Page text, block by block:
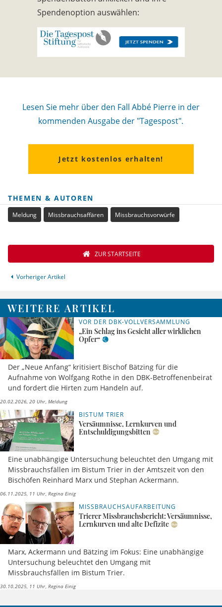
Spendenoption auswählen:
Lesen Sie mehr über den Fall Abbé Pierre in der
kommenden Ausgabe der "Tagespost".
Jetzt kostenlos erhalten!
THEMEN & AUTOREN
Meldung Missbrauchsaffären Missbrauchsvorwürfe
Vorheriger Artikel
ZUR STARTSEITE
WEITERE ARTIKEL
VOR DER DBK-VOLLVERSAMMLUNG
„Ein Schlag ins Gesicht aller wirklichen
Opfer“
Der „Neue Anfang“ kritisiert Bischof Bätzing für die
Aufnahme von Wolfgang Rothe in den DBK-Betroffenenbeirat
und fordert die Hirten zum Handeln auf.
20.02.2026, 20 Uhr Meldung
BISTUM TRIER
Versäumnisse, Lernkurven und
Entschuldigungsbitten
Eine unabhängige Untersuchung beleuchtet den Umgang mit
Missbrauchsfällen im Bistum Trier in der Amtszeit von den
Bischöfen Reinhard Marx und Stephan Ackermann.
06.11.2025, 11 Uhr Regina Einig
MISSBRAUCHSAUFARBEITUNG
Trierer Missbrauchsbericht: Versäumnisse,
Lernkurven und alte Defizite
Marx, Ackermann und Bätzing im Fokus: Eine unabhängige
Untersuchung beleuchtet den Umgang mit
Missbrauchsfällen im Bistum Trier.
30.10.2025, 11 Uhr Regina Einig